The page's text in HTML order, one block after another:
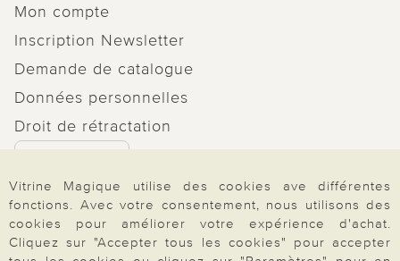
Mon compte
Inscription Newsletter
Demande de catalogue
Données personnelles
Droit de rétractation
Vitrine Magique utilise des cookies ave différentes
fonctions. Avec votre consentement, nous utilisons des
cookies pour améliorer votre expérience d'achat.
Cliquez sur "Accepter tous les cookies" pour accepter